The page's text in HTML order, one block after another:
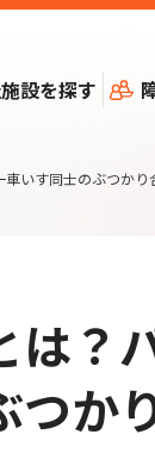
設を探す
いす同士のぶつかり
？
か